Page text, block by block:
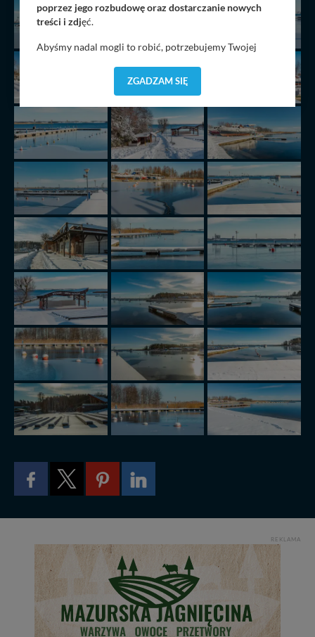
REKLAMA
poprzez jego rozbudowę oraz dostarczanie nowych
treści i zdjęć.
Abyśmy nadal mogli to robić, potrzebujemy Twojej
dostosować do Twoich preferencji. Twoje dane (w tym
pliki cookies) będą zapisywane w celu usprawnienia
wyszukania, ulubione miejsca, logowania, itp).
Bezpieczeństwo Twoich danych jest dla nas
priorytetowe, bez poinformowania Ciebie nie będziemy
zmieniać zakresu naszych uprawnień. Twoje dane są u
nas bezpieczne, jeśli masz wątpliwości co do naszych
intencji, zawsze możesz wycofać swoją zgodę. Więcej
informacji uzyskach w naszejPolityce Prywatności.
Klikając znak X lub przycisk PRZEJDŹ DO SERWISU
wyrażasz zgodę na przetwarzanie Twoich danych.
Nasz serwis nie wykorzystuje oraz nie udostępnia
Twoich danych innym podmiotom oraz osobom
trzecim. Wyjątkiem jest sytuacja, gdy przekazanie
Twoich danych jest elementem usługi (przekazanie
danych z formularza kontaktowego, przekazanie danych
w przypadku rezerwacji usług typu: nocleg, czartery,
itp). Więcej informacji o zasadach i funkcjonalności
serwisu wRegulaminie Serwisu.
Administratorem Twoich danych jest: Agencja
Reklamowa Kreacja Monika Borkowska, z siedzibą ul.
Wiejska 17, 11-500 Giżycko. Możesz z nami
skontaktować się za pośrednictwem tej
danych, zażądać ich poprawienia lub usunięcia,
zabronić ich przetwarzania. Pamiętaj jednak, że nie
zawsze jest możliwe techniczne zrealizowanie Twoich
cookies. Twoja przeglądarka umożliwia Ci skasowanie
zrobić za Ciebie.
Dziękujemy, i życzmy miłego odkrywania Mazur na
ZGADZAM SIĘ